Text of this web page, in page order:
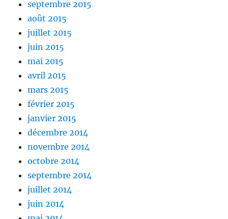
septembre 2015
août 2015
juillet 2015
juin 2015
mai 2015
avril 2015
mars 2015
février 2015
janvier 2015
décembre 2014
novembre 2014
octobre 2014
septembre 2014
juillet 2014
juin 2014